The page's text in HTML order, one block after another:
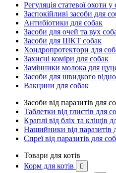
Регуляція статевої охоти у
Заспокійливі засоби для
Антибіотики для собак
Засоби для очей та вух
Засоби для ШКТ собак
Хондропротектори для
Захисні коміри для собак
Замінники молока для
Засоби для швидкого
Вакцини для собак
Засоби від паразитів для
Таблетки від глистів для
Краплі від бліх та кліщів
Нашийники від паразитів
Спреї від паразитів для
Товари для котів
Корм для котів
